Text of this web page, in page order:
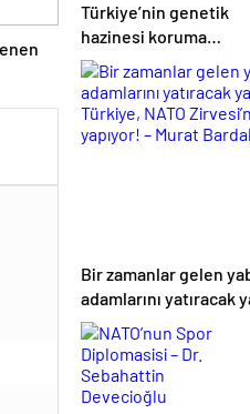
Türkiye’nin genetik
hazinesi koruma
altında
Bir zamanlar gelen
adamlarını yatıracak
Türkiye, NATO
yapıyor! – Murat